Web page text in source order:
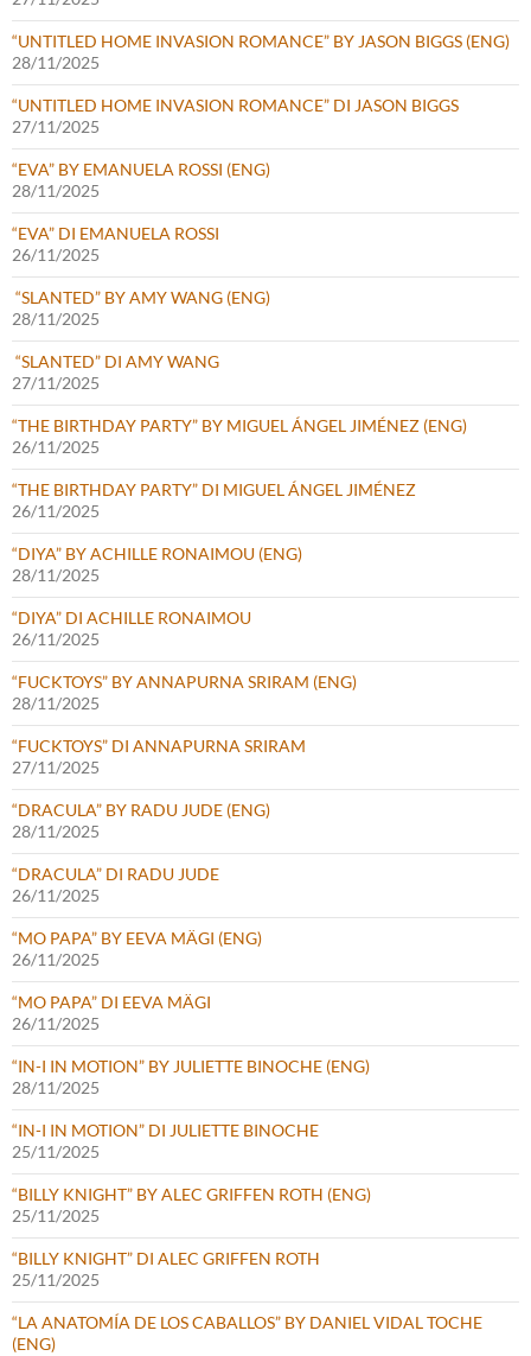
“UNTITLED HOME INVASION ROMANCE” BY JASON BIGGS (ENG)
28/11/2025
“UNTITLED HOME INVASION ROMANCE” DI JASON BIGGS
27/11/2025
“EVA” BY EMANUELA ROSSI (ENG)
28/11/2025
“EVA” DI EMANUELA ROSSI
26/11/2025
“SLANTED” BY AMY WANG (ENG)
28/11/2025
“SLANTED” DI AMY WANG
27/11/2025
“THE BIRTHDAY PARTY” BY MIGUEL ÁNGEL JIMÉNEZ (ENG)
26/11/2025
“THE BIRTHDAY PARTY” DI MIGUEL ÁNGEL JIMÉNEZ
26/11/2025
“DIYA” BY ACHILLE RONAIMOU (ENG)
28/11/2025
“DIYA” DI ACHILLE RONAIMOU
26/11/2025
“FUCKTOYS” BY ANNAPURNA SRIRAM (ENG)
28/11/2025
“FUCKTOYS” DI ANNAPURNA SRIRAM
27/11/2025
“DRACULA” BY RADU JUDE (ENG)
28/11/2025
“DRACULA” DI RADU JUDE
26/11/2025
“MO PAPA” BY EEVA MÄGI (ENG)
26/11/2025
“MO PAPA” DI EEVA MÄGI
26/11/2025
“IN-I IN MOTION” BY JULIETTE BINOCHE (ENG)
28/11/2025
“IN-I IN MOTION” DI JULIETTE BINOCHE
25/11/2025
“BILLY KNIGHT” BY ALEC GRIFFEN ROTH (ENG)
25/11/2025
“BILLY KNIGHT” DI ALEC GRIFFEN ROTH
25/11/2025
“LA ANATOMÍA DE LOS CABALLOS” BY DANIEL VIDAL TOCHE
(ENG)